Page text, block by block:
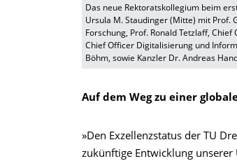
Das neue Rektoratskollegium beim
Ursula M. Staudinger (Mitte) mit Prof.
Forschung, Prof. Ronald Tetzlaff,
Chief Officer Digitalisierung und
Böhm, sowie Kanzler Dr. Andreas
Auf dem Weg zu einer
»Den Exzellenzstatus der TU
zukünftige Entwicklung